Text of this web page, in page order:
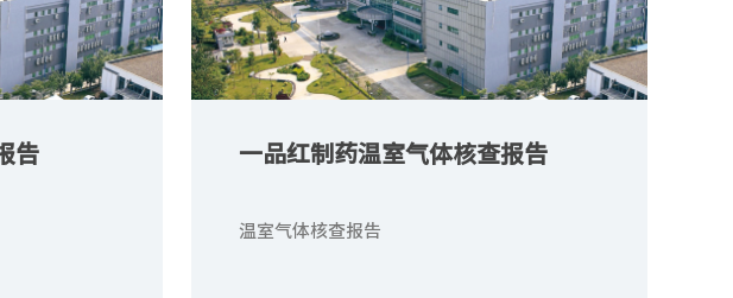
告 一品红制药温室气体核查报告
温室气体核查报告